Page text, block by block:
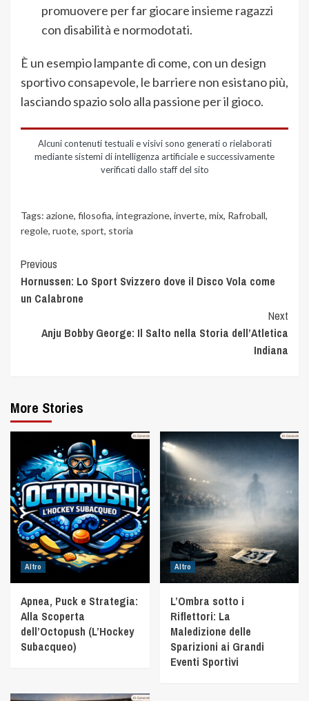
promuovere per far giocare insieme ragazzi
con disabilità e normodotati.
È un esempio lampante di come, con un design
sportivo consapevole, le barriere non esistano più,
lasciando spazio solo alla passione per il gioco.
Alcuni contenuti testuali e visivi sono generati o rielaborati
mediante sistemi di intelligenza artificiale e successivamente
verificati dallo staff del sito
Tags: azione, filosofia, integrazione, inverte, mix, Rafroball,
regole, ruote, sport, storia
Previous
Hornussen: Lo Sport Svizzero dove il Disco Vola come
un Calabrone
Next
Anju Bobby George: Il Salto nella Storia dell’Atletica
Indiana
More Stories
Altro
Apnea, Puck e Strategia:
Alla Scoperta
dell’Octopush (L’Hockey
Subacqueo)
Altro
L’Ombra sotto i
Riflettori: La
Maledizione delle
Sparizioni ai Grandi
Eventi Sportivi